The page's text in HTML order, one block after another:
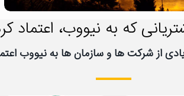
که به نیووب، اعتماد